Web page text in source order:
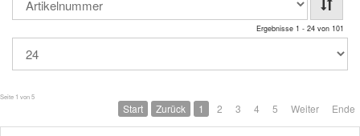
Ergebnisse 1 - 24 von 101
Seite 1 von 5
Start Zurück 1 2 3 4 5 Weiter Ende